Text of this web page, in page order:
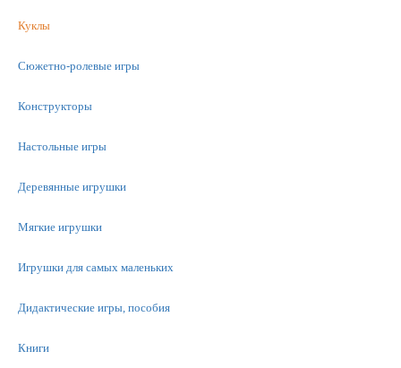
Куклы
Сюжетно-ролевые игры
Конструкторы
Настольные игры
Деревянные игрушки
Мягкие игрушки
Игрушки для самых маленьких
Дидактические игры, пособия
Книги